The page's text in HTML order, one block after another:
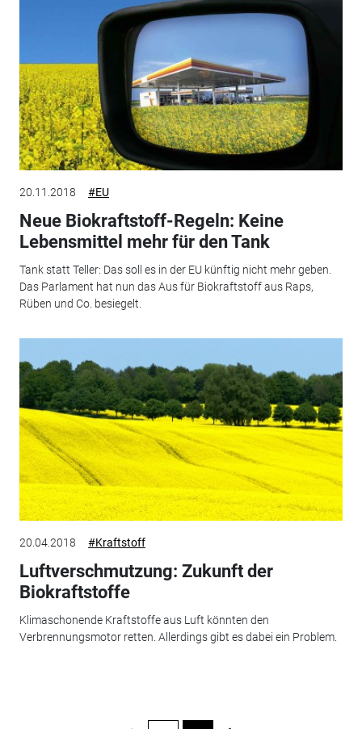
20.11.2018 #EU
Neue Biokraftstoff-Regeln: Keine
Lebensmittel mehr für den Tank
Tank statt Teller: Das soll es in der EU künftig nicht mehr geben.
Das Parlament hat nun das Aus für Biokraftstoff aus Raps,
Rüben und Co. besiegelt.
20.04.2018 #Kraftstoff
Luftverschmutzung: Zukunft der
Biokraftstoffe
Klimaschonende Kraftstoffe aus Luft könnten den
Verbrennungsmotor retten. Allerdings gibt es dabei ein Problem.